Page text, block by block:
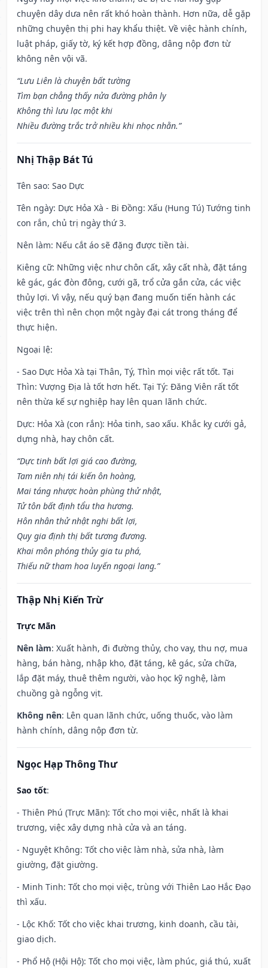
chuyện dây dưa nên rất khó hoàn thành. Hơn nữa, dễ gặp
những chuyện thị phi hay khẩu thiệt. Về việc hành chính,
luật pháp, giấy tờ, ký kết hợp đồng, dâng nộp đơn từ
không nên vội vã.
“Lưu Liên là chuyện bất tường
Tìm bạn chẳng thấy nửa đường phân ly
Không thì lưu lạc một khi
Nhiều đường trắc trở nhiều khi nhọc nhằn.”
Nhị Thập Bát Tú
Tên sao: Sao Dực
Tên ngày: Dực Hỏa Xà - Bi Đồng: Xấu (Hung Tú) Tướng tinh
con rắn, chủ trị ngày thứ 3.
Nên làm: Nếu cắt áo sẽ đặng được tiền tài.
Kiêng cữ: Những việc như chôn cất, xây cất nhà, đặt táng
kê gác, gác đòn đông, cưới gã, trổ cửa gắn cửa, các việc
thủy lợi. Vì vậy, nếu quý bạn đang muốn tiến hành các
việc trên thì nên chọn một ngày đại cát trong tháng để
thực hiện.
Ngoại lệ:
- Sao Dực Hỏa Xà tại Thân, Tý, Thìn mọi việc rất tốt. Tại
Thìn: Vượng Địa là tốt hơn hết. Tại Tý: Đăng Viên rất tốt
nên thừa kế sự nghiệp hay lên quan lãnh chức.
Dực: Hỏa Xà (con rắn): Hỏa tinh, sao xấu. Khắc kỵ cưới gả,
dựng nhà, hay chôn cất.
“Dực tinh bất lợi giá cao đường,
Tam niên nhị tái kiến ôn hoàng,
Mai táng nhược hoàn phùng thử nhật,
Tử tôn bất định tẩu tha hương.
Hôn nhân thử nhật nghi bất lợi,
Quy gia định thị bất tương đương.
Khai môn phóng thủy gia tu phá,
Thiếu nữ tham hoa luyến ngoại lang.”
Thập Nhị Kiến Trừ
Trực Mãn
Nên làm: Xuất hành, đi đường thủy, cho vay, thu nợ, mua
hàng, bán hàng, nhập kho, đặt táng, kê gác, sửa chữa,
lắp đặt máy, thuê thêm người, vào học kỹ nghệ, làm
chuồng gà ngỗng vịt.
Không nên: Lên quan lãnh chức, uống thuốc, vào làm
hành chính, dâng nộp đơn từ.
Ngọc Hạp Thông Thư
Sao tốt:
- Thiên Phú (Trực Mãn): Tốt cho mọi việc, nhất là khai
trương, việc xây dựng nhà cửa và an táng.
- Nguyệt Không: Tốt cho việc làm nhà, sửa nhà, làm
giường, đặt giường.
- Minh Tinh: Tốt cho mọi việc, trùng với Thiên Lao Hắc Đạo
thì xấu.
- Lộc Khố: Tốt cho việc khai trương, kinh doanh, cầu tài,
giao dịch.
- Phổ Hộ (Hội Hộ): Tốt cho mọi việc, làm phúc, giá thú, xuất